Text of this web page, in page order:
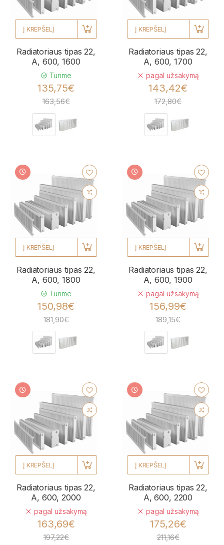
Į KREPŠELĮ
Radiatoriaus tipas 22,
A, 600, 1600
Turime
135,75€
163,56€
Į KREPŠELĮ
Radiatoriaus tipas 22,
A, 600, 1700
pagal užsakymą
143,42€
172,80€
Į KREPŠELĮ
Radiatoriaus tipas 22,
A, 600, 1800
Turime
150,98€
181,90€
Į KREPŠELĮ
Radiatoriaus tipas 22,
A, 600, 1900
pagal užsakymą
156,99€
189,15€
Į KREPŠELĮ
Radiatoriaus tipas 22,
A, 600, 2000
pagal užsakymą
163,69€
197,22€
Į KREPŠELĮ
Radiatoriaus tipas 22,
A, 600, 2200
pagal užsakymą
175,26€
211,16€